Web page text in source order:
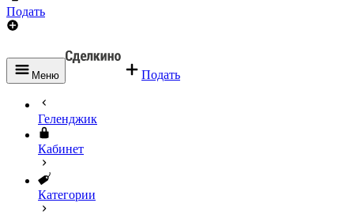
Подать
Меню Подать
Геленджик
Кабинет
Категории